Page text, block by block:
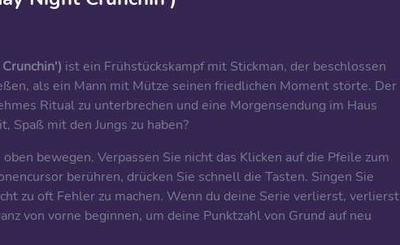
ist ein Frühstückskampf mit Stickman, der beschlossen
als ein Mann mit Mütze seinen friedlichen Moment störte. Der
Ritual zu unterbrechen und eine Morgensendung im Haus
Spaß mit den Jungs zu haben?
bewegen. Verpassen Sie nicht das Klicken auf die Pfeile zum
berühren, drücken Sie schnell die Tasten. Singen Sie
zu oft Fehler zu machen. Wenn du deine Serie verlierst, verlierst
von vorne beginnen, um deine Punktzahl von Grund auf neu